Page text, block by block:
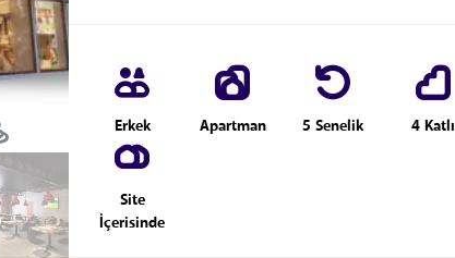
Erkek Apartman 5 Senelik 4 Katlı
Site
İçerisinde